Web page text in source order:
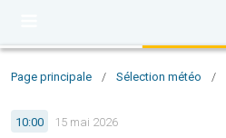
Page principale / Sélection météo /
10:00 15 mai 2026